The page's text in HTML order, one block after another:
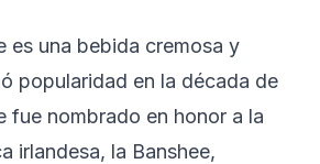
es una bebida cremosa y
popularidad en la década de
fue nombrado en honor a la
irlandesa, la Banshee,